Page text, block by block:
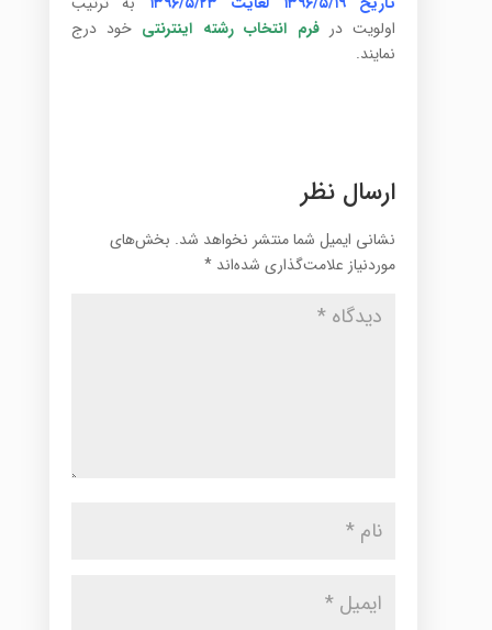
اولویت درفرم انتخاب رشته اینترنتی خود درج
نمایند.
ارسال نظر
نشانی ایمیل شما منتشر نخواهد شد. بخش‌های
موردنیاز علامت‌گذاری شده‌اند *